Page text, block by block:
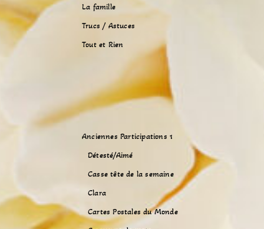
La famille
Trucs / Astuces
Tout et Rien
Anciennes Participations 1
Détesté/Aimé
Casse tête de la semaine
Clara
Cartes Postales du Monde